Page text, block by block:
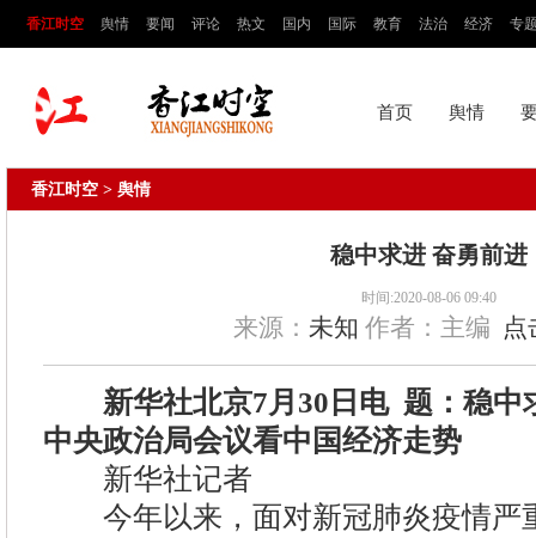
香江时空 舆情 要闻 评论 热文 国内 国际 教育 法治 经济 专
首页 舆情
香江时空 > 舆情
稳中求进 奋勇前进
时间:2020-08-06 09:40
来源： 未知 作者：主编 点
新华社北京7月30日电 题：稳
中央政治局会议看中国经济走势
新华社记者
今年以来，面对新冠肺炎疫情严